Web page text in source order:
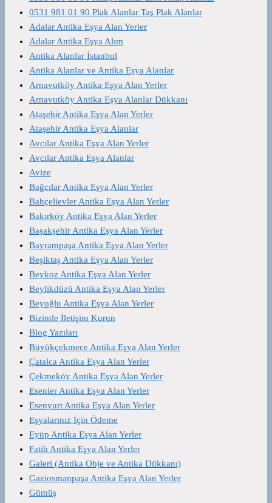
0531 981 01 90 Plak Alanlar Taş Plak Alanlar
Adalar Antika Eşya Alan Yerler
Adalar Antika Eşya Alım
Antika Alanlar İstanbul
Antika Alanlar ve Antika Eşya Alanlar
Arnavutköy Antika Eşya Alan Yerler
Arnavutköy Antika Eşya Alanlar Dükkanı
Ataşehir Antika Eşya Alan Yerler
Ataşehir Antika Eşya Alanlar
Avcılar Antika Eşya Alan Yerler
Avcılar Antika Eşya Alanlar
Avize
Bağcılar Antika Eşya Alan Yerler
Bahçelievler Antika Eşya Alan Yerler
Bakırköy Antika Eşya Alan Yerler
Başakşehir Antika Eşya Alan Yerler
Bayrampaşa Antika Eşya Alan Yerler
Beşiktaş Antika Eşya Alan Yerler
Beykoz Antika Eşya Alan Yerler
Beylikdüzü Antika Eşya Alan Yerler
Beyoğlu Antika Eşya Alan Yerler
Bizimle İletişim Kurun
Blog Yazıları
Büyükçekmece Antika Eşya Alan Yerler
Çatalca Antika Eşya Alan Yerler
Çekmeköy Antika Eşya Alan Yerler
Esenler Antika Eşya Alan Yerler
Esenyurt Antika Eşya Alan Yerler
Eşyalarınız İçin Ödeme
Eyüp Antika Eşya Alan Yerler
Fatih Antika Eşya Alan Yerler
Galeri (Antika Obje ve Antika Dükkanı)
Gaziosmanpaşa Antika Eşya Alan Yerler
Gümüş